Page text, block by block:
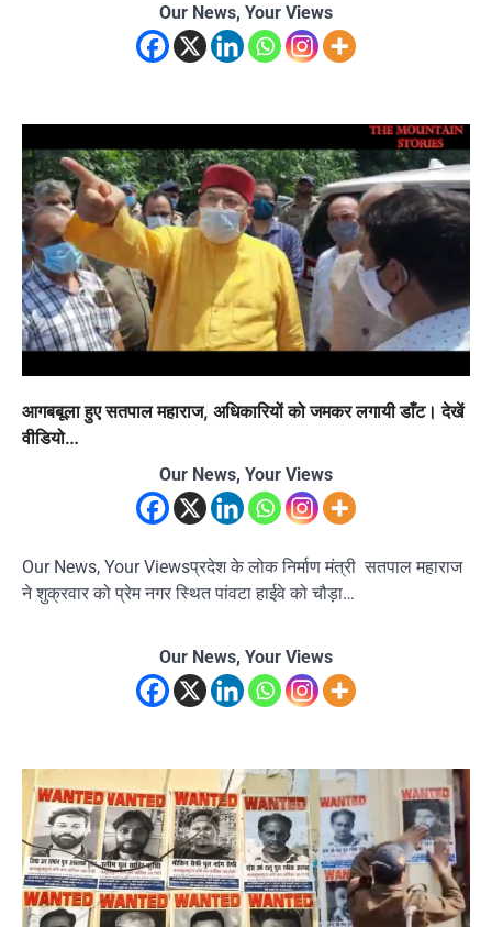
Our News, Your Views
आगबबूला हुए सतपाल महाराज, अधिकारियों को जमकर लगायी डाँट। देखें
वीडियो…
Our News, Your Views
Our News, Your Viewsप्रदेश के लोक निर्माण मंत्री सतपाल महाराज
ने शुक्रवार को प्रेम नगर स्थित पांवटा हाईवे को चौड़ा…
Our News, Your Views